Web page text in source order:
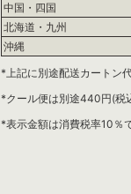
中国・四国
北海道・九州
沖縄
*上記に別途配送カートン
*クール便は別途440円(税
*表示金額は消費税率10％で